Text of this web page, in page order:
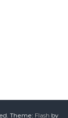
Theme: Flash by